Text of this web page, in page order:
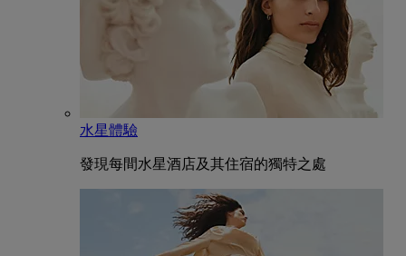
水星體驗
發現每間水星酒店及其住宿的獨特之處